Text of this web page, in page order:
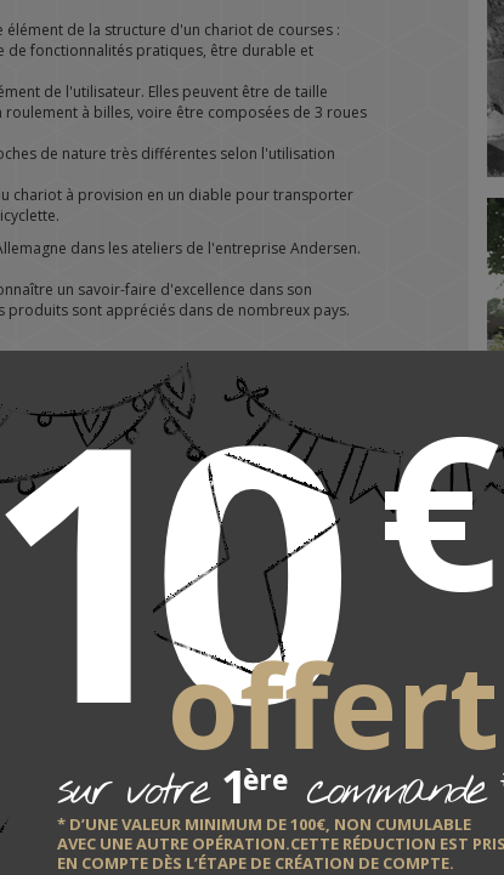
€
offert
sur votre1èrecommande
* D’UNE VALEUR MINIMUM DE 100€, NON CUMULABLE
AVEC UNE AUTRE OPÉRATION.CETTE RÉDUCTION EST
EN COMPTE DÈS L’ÉTAPE DE CRÉATION DE COMPTE.
de la structure d'un chariot de courses :
de fonctionnalités pratiques, être durable et
de l'utilisateur. Elles peuvent être de taille
à billes, voire être composées de 3 roues
de nature très différentes selon l'utilisation
chariot à provision en un diable pour transporter
dans les ateliers de l'entreprise Andersen.
un savoir-faire d'excellence dans son
sont appréciés dans de nombreux pays.